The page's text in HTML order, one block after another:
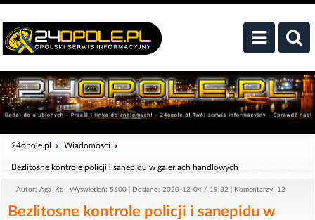
24opole.pl Wiadomości
Bezlitosne kontrole policji i sanepidu w galeriach handlowych
Autor: Aga_Ko Wyświetleń: 5600 Dodano: 2020-12-04 / 19:32 Komentarzy: 12
Bezlitosne kontrole policji i sanepidu w